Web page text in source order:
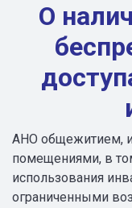
О
АНО общежитием,
помещениями, в
использования
ограниченными